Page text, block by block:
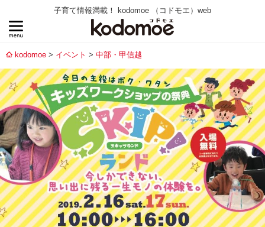
子育て情報満載！ kodomoe （コドモエ）web
kodomoe イベント 中部・甲信越